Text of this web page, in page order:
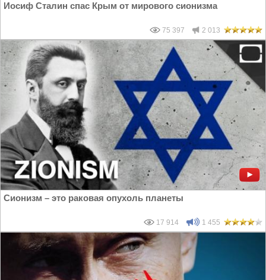
Иосиф Сталин спас Крым от мирового сионизма
75 397 2 013
Сионизм – это раковая опухоль планеты
17 914 1 455